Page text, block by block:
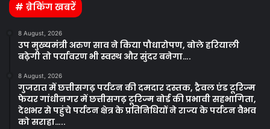
# ब्रेकिंग खबरें
8 August, 2026
उप मुख्यमंत्री अरुण साव ने किया पौधारोपण, बोले हरियाली
बढ़ेगी तो पर्यावरण भी स्वस्थ और सुंदर बनेगा….
8 August, 2026
गुजरात में छत्तीसगढ़ पर्यटन की दमदार दस्तक, ट्रैवल एंड टूरिज्म
फेयर गांधीनगर में छत्तीसगढ़ टूरिज्म बोर्ड की प्रभावी सहभागिता,
देशभर से पहुंचे पर्यटन क्षेत्र के प्रतिनिधियों ने राज्य के पर्यटन वैभव
को सराहा…..